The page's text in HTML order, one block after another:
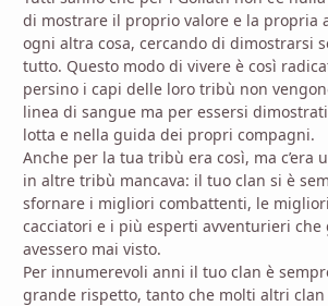
di mostrare il proprio valore e la propria
ogni altra cosa, cercando di dimostrarsi
tutto. Questo modo di vivere è così
persino i capi delle loro tribù non
linea di sangue ma per essersi
lotta e nella guida dei propri compagni.
Anche per la tua tribù era così, ma c’era
in altre tribù mancava: il tuo clan si è
sfornare i migliori combattenti, le
cacciatori e i più esperti avventurieri
avessero mai visto.
Per innumerevoli anni il tuo clan è
grande rispetto, tanto che molti altri clan